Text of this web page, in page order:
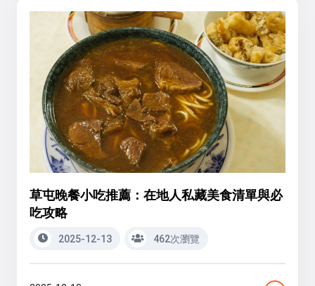
草屯晚餐小吃推薦：在地人私藏美食清單與必
吃攻略
2025-12-13 462次瀏覽